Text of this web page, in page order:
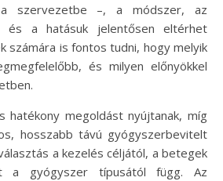
szervezetbe –, a módszer, az
és a hatásuk jelentősen eltérhet
számára is fontos tudni, hogy melyik
és milyen előnyökkel
hatékony megoldást nyújtanak, míg
hosszabb távú gyógyszerbevitelt
a kezelés céljától, a betegek
a gyógyszer típusától függ. Az